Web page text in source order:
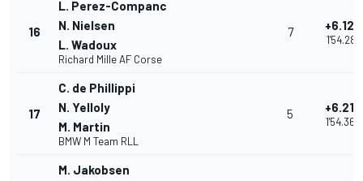
16
L. Perez-Companc
N. Nielsen
L. Wadoux
Richard Mille AF Corse
7 +6.129
1'54.281
17
C. de Phillippi
N. Yelloly
M. Martin
BMW M Team RLL
5 +6.212
1'54.364
M. Jakobsen